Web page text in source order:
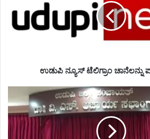
ಪ್ರಾರಂಭಿಸಿದೆ.
ಉಡುಪಿ ನ್ಯೂಸ್ ಟೆಲಿಗ್ರಾಂ ಚಾನೆಲನ್ನು
ಉಡುಪಿ
ಜಿಲ್ಲೆಯಲ್ಲಿ
ಅಕ್ರಮ
ಮರಳುಗಾರಿಕೆ:
ಕೇಸು